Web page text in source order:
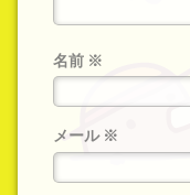
名前 ※
メール ※